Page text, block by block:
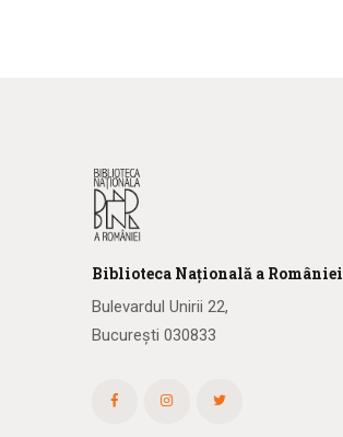
Biblioteca Națională a României
Bulevardul Unirii 22,
București 030833